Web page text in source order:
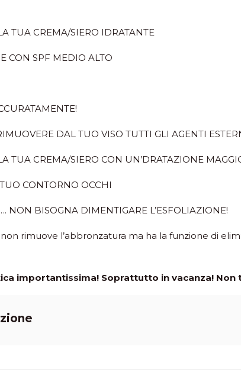
TUA CREMA/SIERO IDRATANTE
CON SPF MEDIO ALTO
DAL TUO VISO TUTTI GLI AGENTI
TUA CREMA/SIERO CON UN’DRATAZIONE
CONTORNO OCCHI
NON BISOGNA DIMENTIGARE L’ESFOLIAZIONE!
rimuove l’abbronzatura ma ha la funzione di
importantissima! Soprattutto in vacanza! Non